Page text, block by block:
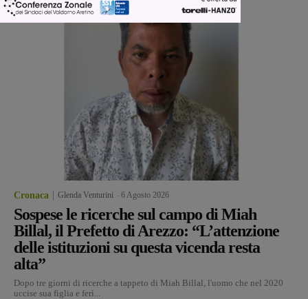
Cronaca Glenda Venturini 6 Agosto 2026
Sospese le ricerche sul campo di Miah
Billal, il Prefetto di Arezzo: “L’attenzione
delle istituzioni su questa vicenda resta
alta”
Dopo tre giorni di ricerche a tappeto di Miah Billal, l'uomo che nel 2020
uccise sua figlia e ferì...